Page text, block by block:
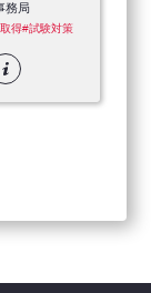
務局
得#試験対策